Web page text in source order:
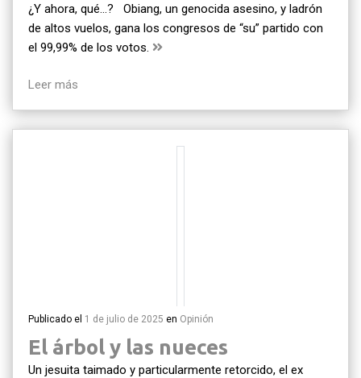
¿Y ahora, qué…? Obiang, un genocida asesino, y ladrón
de altos vuelos, gana los congresos de “su” partido con
el 99,99% de los votos.
Leer más
Publicado el 1 de julio de 2025 en Opinión
El árbol y las nueces
Un jesuita taimado y particularmente retorcido, el ex